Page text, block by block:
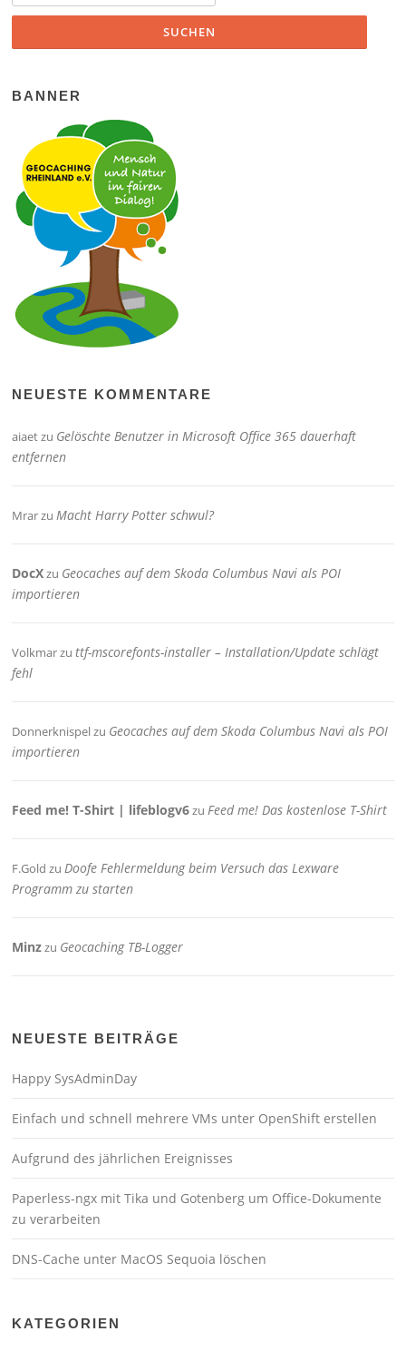
BANNER
NEUESTE KOMMENTARE
aiaetzu Gelöschte Benutzer in Microsoft Office 365 dauerhaft
entfernen
MrarzuMacht Harry Potter schwul?
DocXzu Geocaches auf dem Skoda Columbus Navi als POI
importieren
Volkmarzuttf-mscorefonts-installer – Installation/Update schlägt
fehl
Donnerknispelzu Geocaches auf dem Skoda Columbus Navi als POI
importieren
Feed me! T-Shirt | lifeblogv6zuFeed me! Das kostenlose T-Shirt
F.Gold zuDoofe Fehlermeldung beim Versuch das Lexware
Programm zu starten
Minzzu Geocaching TB-Logger
NEUESTE BEITRÄGE
Happy SysAdminDay
Einfach und schnell mehrere VMs unter OpenShift erstellen
Aufgrund des jährlichen Ereignisses
Paperless-ngx mit Tika und Gotenberg um Office-Dokumente
zu verarbeiten
DNS-Cache unter MacOS Sequoia löschen
KATEGORIEN